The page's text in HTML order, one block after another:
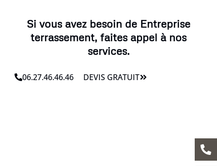
Si vous avez besoin de Entreprise
terrassement, faites appel à nos
services.
06.27.46.46.46 DEVIS GRATUIT